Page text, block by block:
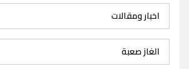
اخبار ومقالات
الغاز صعبة